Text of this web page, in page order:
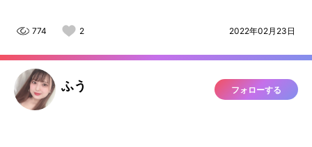
774 2 2022年02月23日
ふう フォローする